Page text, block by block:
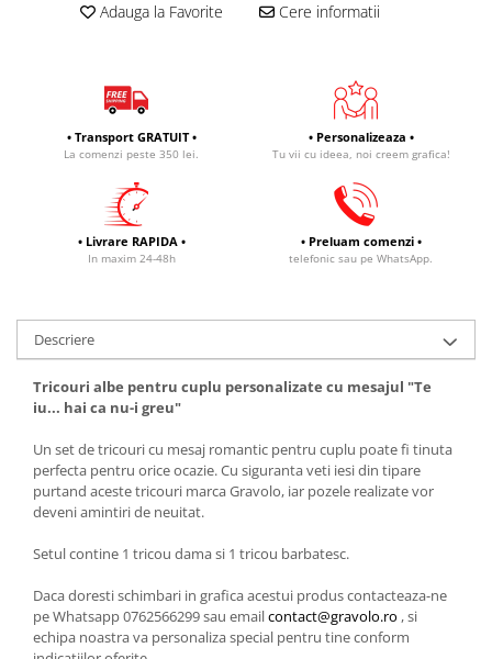
Adauga la Favorite Cere informatii
• Transport GRATUIT •
La comenzi peste 350 lei.
• Personalizeaza •
Tu vii cu ideea, noi creem grafica!
• Livrare RAPIDA •
In maxim 24-48h
• Preluam comenzi •
telefonic sau pe WhatsApp.
Descriere
Tricouri albe pentru cuplu personalizate cu mesajul "Te
iu... hai ca nu-i greu"
Un set de tricouri cu mesaj romantic pentru cuplu poate fi tinuta
perfecta pentru orice ocazie. Cu siguranta veti iesi din tipare
purtand aceste tricouri marca Gravolo, iar pozele realizate vor
deveni amintiri de neuitat.
Setul contine 1 tricou dama si 1 tricou barbatesc.
Daca doresti schimbari in grafica acestui produs contacteaza-ne
pe Whatsapp 0762566299 sau emailcontact@gravolo.ro , si
echipa noastra va personaliza special pentru tine conform